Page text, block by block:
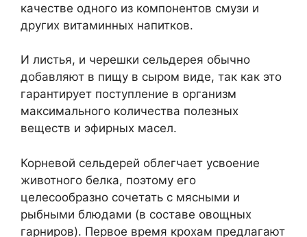
качестве одного из компонентов смузи и
других витаминных напитков.
И листья, и черешки сельдерея обычно
добавляют в пищу в сыром виде, так как это
гарантирует поступление в организм
максимального количества полезных
веществ и эфирных масел.
Корневой сельдерей облегчает усвоение
животного белка, поэтому его
целесообразно сочетать с мясными и
рыбными блюдами (в составе овощных
гарниров). Первое время крохам предлагают